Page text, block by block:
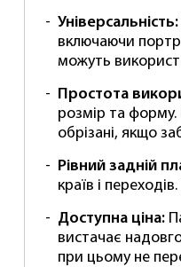
Універсальність:
включаючи
можуть
Простота
розмір та
обрізані, якщо
Рівний задній
країв і
Доступна ціна:
вистачає
при цьому не